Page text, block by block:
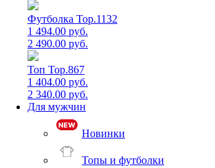
Футболка Top.1132
1 494.00 руб.
2 490.00 руб.
Топ Top.867
1 404.00 руб.
2 340.00 руб.
Для мужчин
Новинки
Топы и футболки